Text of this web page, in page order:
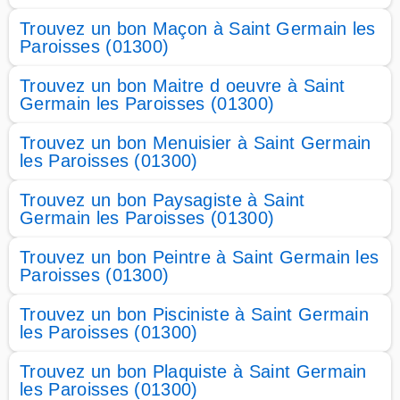
Trouvez un bon Maçon à Saint Germain les
Paroisses (01300)
Trouvez un bon Maitre d oeuvre à Saint
Germain les Paroisses (01300)
Trouvez un bon Menuisier à Saint Germain
les Paroisses (01300)
Trouvez un bon Paysagiste à Saint
Germain les Paroisses (01300)
Trouvez un bon Peintre à Saint Germain les
Paroisses (01300)
Trouvez un bon Pisciniste à Saint Germain
les Paroisses (01300)
Trouvez un bon Plaquiste à Saint Germain
les Paroisses (01300)